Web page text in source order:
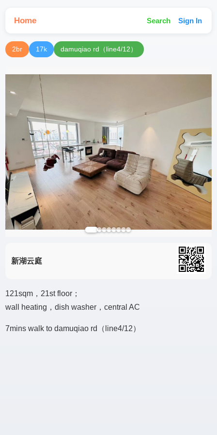
Home Search Sign In
2br 17k damuqiao rd（line4/12）
新湖云庭
121sqm，21st floor；
wall heating，dish washer，central AC
7mins walk to damuqiao rd（line4/12）